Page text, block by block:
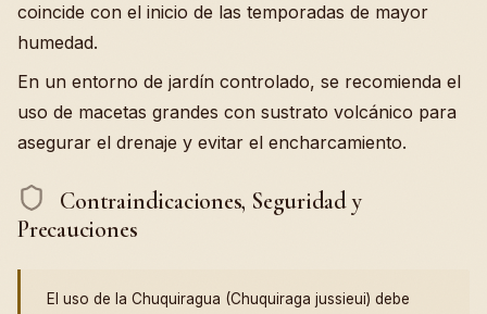
coincide con el inicio de las temporadas de mayor
humedad.
En un entorno de jardín controlado, se recomienda el
uso de macetas grandes con sustrato volcánico para
asegurar el drenaje y evitar el encharcamiento.
Contraindicaciones, Seguridad y
Precauciones
El uso de la Chuquiragua (Chuquiraga jussieui) debe